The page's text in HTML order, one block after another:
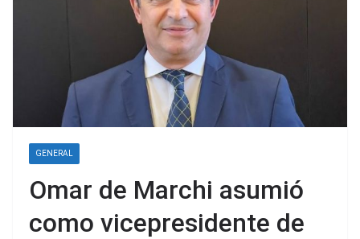
GENERAL
Omar de Marchi asumió
como vicepresidente de